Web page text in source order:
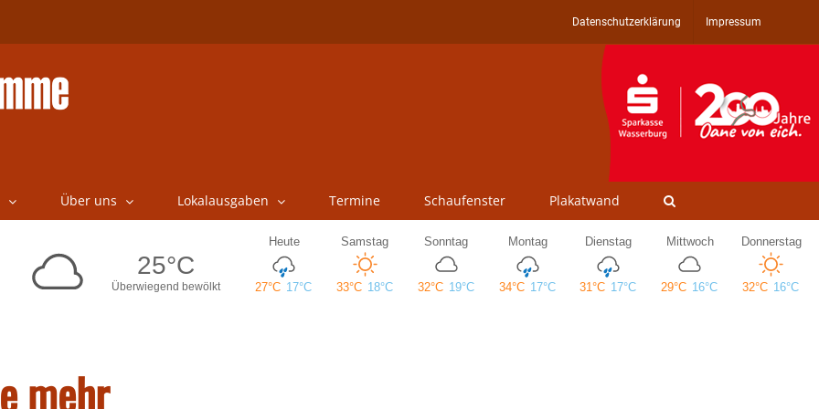
Datenschutzerklärung Impressum
Über uns Lokalausgaben Termine Schaufenster Plakatwand
mehr